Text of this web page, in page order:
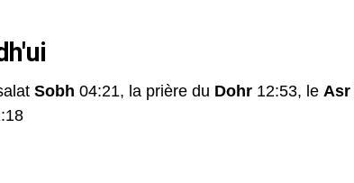
Sobh 04:21, la prière du Dohr 12:53, le Asr